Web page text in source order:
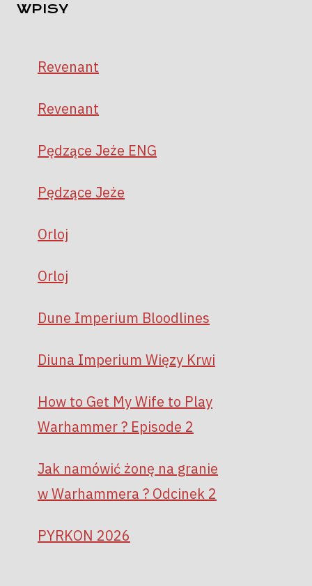
WPISY
Revenant
Revenant
Pędzące Jeże ENG
Pędzące Jeże
Orloj
Orloj
Dune Imperium Bloodlines
Diuna Imperium Więzy Krwi
How to Get My Wife to Play
Warhammer ? Episode 2
Jak namówić żonę na granie
w Warhammera ? Odcinek 2
PYRKON 2026